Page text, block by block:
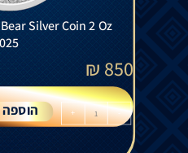
Silver Coin 2 Oz
850
₪
-
+